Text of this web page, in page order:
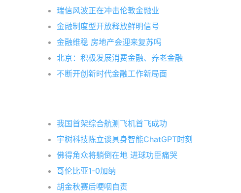
瑞信风波正在冲击伦敦金融业
金融制度型开放释放鲜明信号
金融维稳 房地产会迎来复苏吗
北京：积极发展消费金融、养老金融
不断开创新时代金融工作新局面
我国首架综合航测飞机首飞成功
宇树科技陈立谈具身智能ChatGPT时刻
佛得角众将躺倒在地 进球功臣痛哭
哥伦比亚1-0加纳
胡金秋赛后哽咽自责